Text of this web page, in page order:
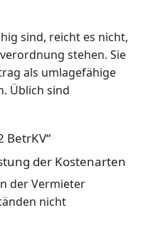
sind, reicht es nicht,
stehen. Sie
als umlagefähige
Üblich sind
BetrKV“
der Kostenarten
der Vermieter
nicht